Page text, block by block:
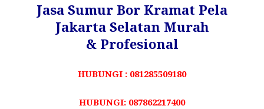
Jasa Sumur Bor Kramat Pela
Jakarta Selatan Murah
& Profesional
HUBUNGI : 081285509180
HUBUNGI: 087862217400